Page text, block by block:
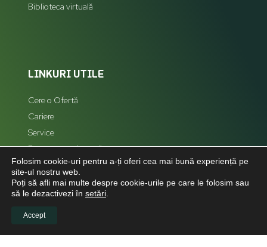
Biblioteca virtuală
LINKURI UTILE
Cere o Ofertă
Cariere
Service
Reprezentanți zonali
Hartă Site
LEGAL
Folosim cookie-uri pentru a-ți oferi cea mai bună experiență pe
site-ul nostru web.
Poți să afli mai multe despre cookie-urile pe care le folosim sau
să le dezactivezi în setări
Accept